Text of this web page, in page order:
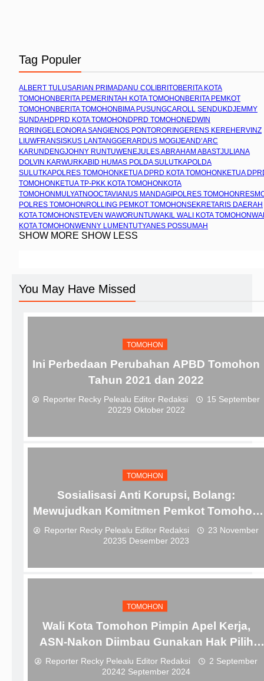
Tag Populer
ALBERT TULUSARIAN PRIMADANU COLIBRITOBERITA KOTA
TOMOHON BERITA PEMERINTAH KOTA TOMOHON BERITA PEMKOT
TOMOHON BERITA TOMOHON BIMA PUSUNGCAROLL SENDUKDJEMMY
SUNDAH DPRD KOTA TOMOHON DPRD TOMOHON EDWIN
RORINGELEONORA SANGI ENOS PONTORORINGERENS KEREH ERVINZ
LIUWFRANSISKUS LANTANGGERARDUS MOGI JEAND’ARC
KARUNDENGJOHNY RUNTUWENEJULES ABRAHAM ABASTJULIANA
DOLVIN KARWUR KABID HUMAS POLDA SULUTKAPOLDA
SULUTKAPOLRES TOMOHON KETUA DPRD KOTA TOMOHON KETUA
TOMOHON KETUA TP-PKK KOTA TOMOHON KOTA
TOMOHON MULYATNOOCTAVIANUS MANDAGI POLRES TOMOHON
POLRES TOMOHON ROLLING PEMKOT TOMOHONSEKRETARIS DAERAH
KOTA TOMOHONSTEVEN WAWORUNTUWAKIL WALI KOTA TOMOHON
KOTA TOMOHONWENNY LUMENTUTYANES POSSUMAH
SHOW MORE SHOW LESS
You May Have Missed
TOMOHON
Ini Perbedaan Perubahan APBD Tomohon
Tahun 2021 dan 2022
Reporter Recky Pelealu Editor Redaksi
15 September
20229 Oktober 2022
TOMOHON
Sosialisasi Anti Korupsi, Bolang:
Mewujudkan Komitmen Pemkot Tomohon
Terhadap Pencegahan Korupsi
Reporter Recky Pelealu Editor Redaksi
23 November
20235 Desember 2023
TOMOHON
Wali Kota Tomohon Pimpin Apel Kerja,
ASN-Nakon Diimbau Gunakan Hak Pilih
Dengan Baik
Reporter Recky Pelealu Editor Redaksi
2 September
20242 September 2024